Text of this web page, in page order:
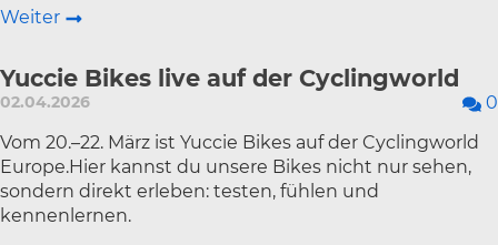
Weiter
Yuccie Bikes live auf der Cyclingworld
02.04.2026 0
Vom 20.–22. März ist Yuccie Bikes auf der Cyclingworld
Europe.Hier kannst du unsere Bikes nicht nur sehen,
sondern direkt erleben: testen, fühlen und
kennenlernen.